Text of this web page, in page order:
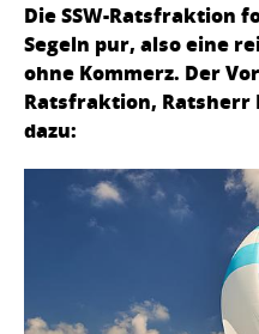
Die SSW-Ratsfraktion
Segeln pur, also eine
ohne Kommerz. Der
Ratsfraktion, Ratsherr
dazu: